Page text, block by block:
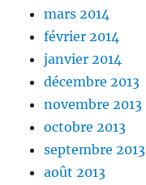
mars 2014
février 2014
janvier 2014
décembre 2013
novembre 2013
octobre 2013
septembre 2013
août 2013